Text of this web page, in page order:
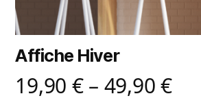
Affiche Hiver
19,90 €– 49,90€